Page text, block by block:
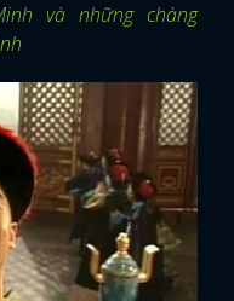
và những chàng